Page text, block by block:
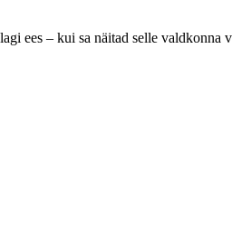
ees – kui sa näitad selle valdkonna